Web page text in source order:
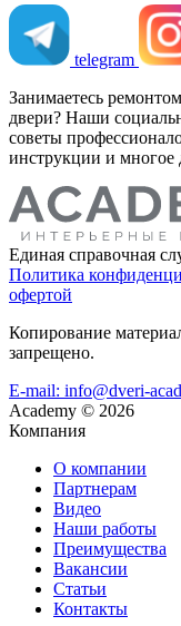
telegram
Занимаетесь
двери? Наши
советы
инструкции и многое
Единая справочная
Политика
офертой
Копирование
запрещено.
E-mail: info@dveri-
Academy © 2026
Компания
О компании
Партнерам
Видео
Наши работы
Преимущества
Вакансии
Статьи
Контакты